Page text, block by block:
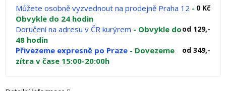
Můžete osobně vyzvednout na prodejně Praha 12 -
Obvykle do 24 hodin
0 Kč
Doručení na adresu v ČR kurýrem - Obvykle do
48 hodin
od 129,-
Přivezeme expresně po Praze - Dovezeme
zítra v čase 15:00-20:00h
od 349,-